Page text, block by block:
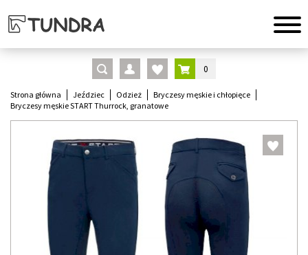
0
Strona główna Jeździec Odzież
Bryczesy męskie i chłopięce
Bryczesy męskie START Thurrock, granatowe